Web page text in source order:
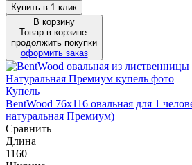
Купить в 1 клик
В корзину
Товар в корзине.
продолжить покупки
оформить заказ
Купель
BentWood 76х116 овальная для 1
натуральная Премиум)
Сравнить
Длина
1160